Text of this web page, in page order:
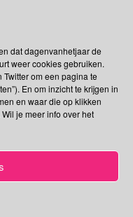
dat dagenvanhetjaar de
weer cookies gebruiken.
om een pagina te
En om inzicht te krijgen in
en waar die op klikken
je meer info over het
November
Uitbuiting en
Bescherming van
Seksueel Misbruik wil
facilitering van een
seksuele uitbuiting en
om kinderen tegen
[…]